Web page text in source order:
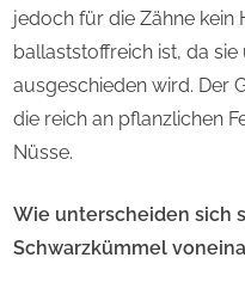
jedoch für die Zähne kein
ballaststoffreich ist, da
ausgeschieden wird. Der
die reich an pflanzlichen
Nüsse.
Wie unterscheiden sich
Schwarzkümmel